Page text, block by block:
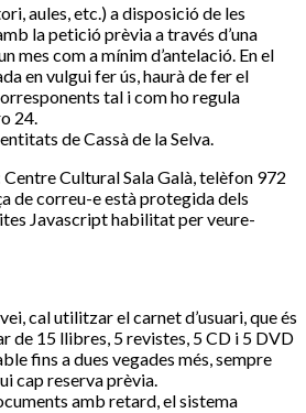
aules, etc.) a disposició de les
la petició prèvia a través d’una
mes com a mínim d’antelació. En el
en vulgui fer ús, haurà de fer el
tal i com ho regula
24.
de Cassà de la Selva.
Cultural Sala Galà, telèfon 972
de correu-e està protegida dels
Javascript habilitat per veure-
cal utilitzar el carnet d’usuari, que és
de 15 llibres, 5 revistes, 5 CD i 5 DVD
fins a dues vegades més, sempre
cap reserva prèvia.
amb retard, el sistema